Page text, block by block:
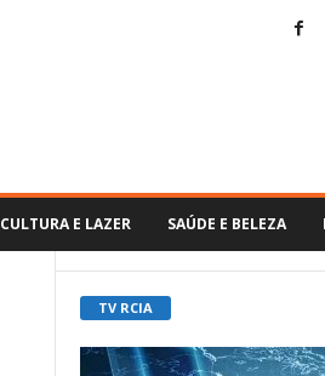
CULTURA E LAZER SAÚDE E BELEZA
TV RCIA